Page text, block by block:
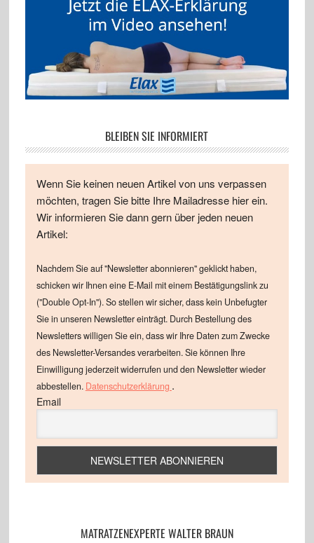
BLEIBEN SIE INFORMIERT
Wenn Sie keinen neuen Artikel von uns verpassen
möchten, tragen Sie bitte Ihre Mailadresse hier ein.
Wir informieren Sie dann gern über jeden neuen
Artikel:
Nachdem Sie auf "Newsletter abonnieren" geklickt haben,
schicken wir Ihnen eine E-Mail mit einem Bestätigungslink zu
("Double Opt-In"). So stellen wir sicher, dass kein Unbefugter
Sie in unseren Newsletter einträgt. Durch Bestellung des
Newsletters willigen Sie ein, dass wir Ihre Daten zum Zwecke
des Newsletter-Versandes verarbeiten. Sie können Ihre
Einwilligung jederzeit widerrufen und den Newsletter wieder
abbestellen. Datenschutzerklärung .
Email
MATRATZENEXPERTE WALTER BRAUN